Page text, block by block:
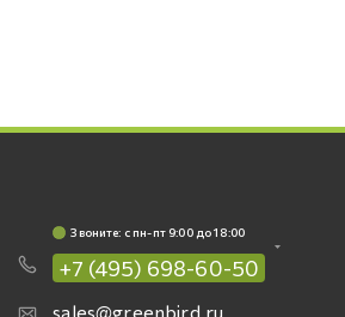
Звоните: c пн-пт 9:00 до 18:00
+7 (495) 698-60-50
sales@greenbird.ru